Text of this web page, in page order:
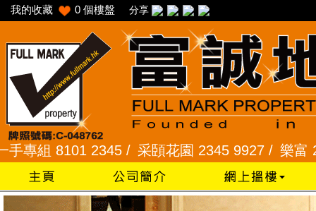
我的收藏 0 個樓盤 分享
組 8101 2345 /采頣花園 2345 9927 /樂富